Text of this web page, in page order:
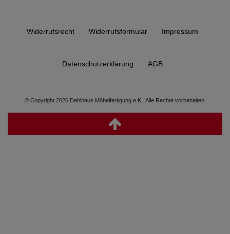
Widerrufs­recht Widerrufs­formular Impressum
Daten­schutz­erklärung AGB
© Copyright 2026 Dahlhaus Möbelfertigung e.K.. Alle Rechte vorbehalten.